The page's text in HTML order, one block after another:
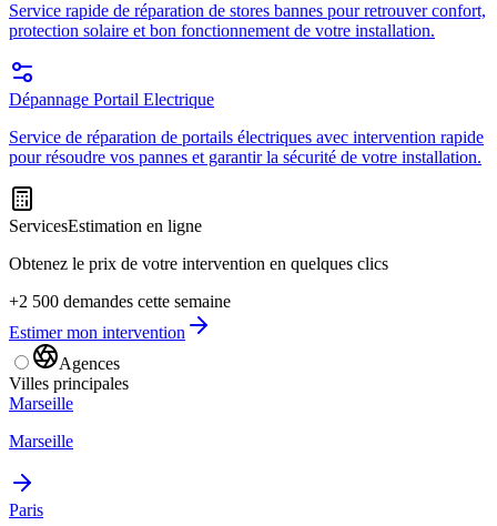
Service rapide de réparation de stores bannes pour retrouver confort,
protection solaire et bon fonctionnement de votre installation.
Dépannage Portail Electrique
Service de réparation de portails électriques avec intervention rapide
pour résoudre vos pannes et garantir la sécurité de votre installation.
ServicesEstimation en ligne
Obtenez le prix de votre intervention en quelques clics
+2 500 demandes cette semaine
Estimer mon intervention
Agences
Villes principales
Marseille
Marseille
Paris